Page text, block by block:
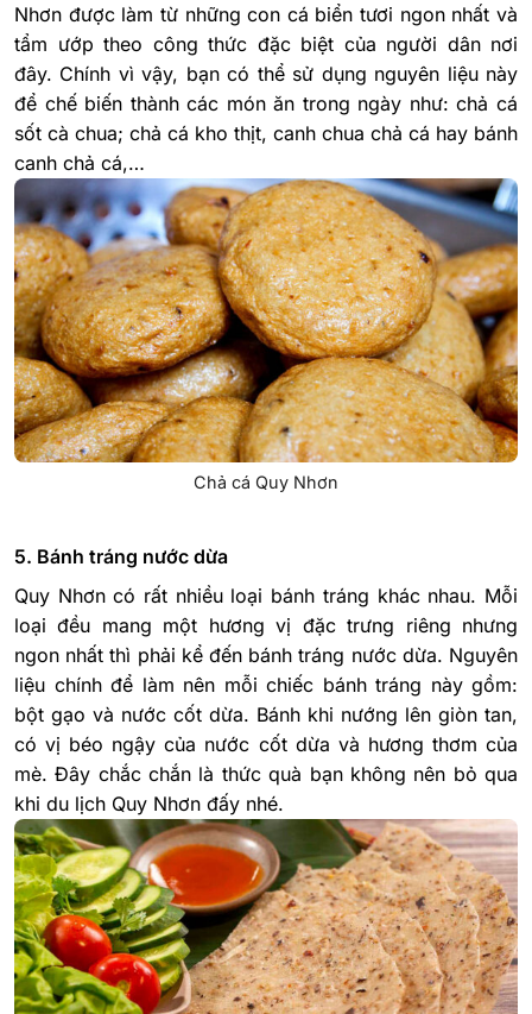
Nhơn được làm từ những con cá biển tươi ngon nhất và
tẩm ướp theo công thức đặc biệt của người dân nơi
đây. Chính vì vậy, bạn có thể sử dụng nguyên liệu này
để chế biến thành các món ăn trong ngày như: chả cá
sốt cà chua; chả cá kho thịt, canh chua chả cá hay bánh
canh chả cá,…
Chả cá Quy Nhơn
5. Bánh tráng nước dừa
Quy Nhơn có rất nhiều loại bánh tráng khác nhau. Mỗi
loại đều mang một hương vị đặc trưng riêng nhưng
ngon nhất thì phải kể đến bánh tráng nước dừa. Nguyên
liệu chính để làm nên mỗi chiếc bánh tráng này gồm:
bột gạo và nước cốt dừa. Bánh khi nướng lên giòn tan,
có vị béo ngậy của nước cốt dừa và hương thơm của
mè. Đây chắc chắn là thức quà bạn không nên bỏ qua
khi du lịch Quy Nhơn đấy nhé.